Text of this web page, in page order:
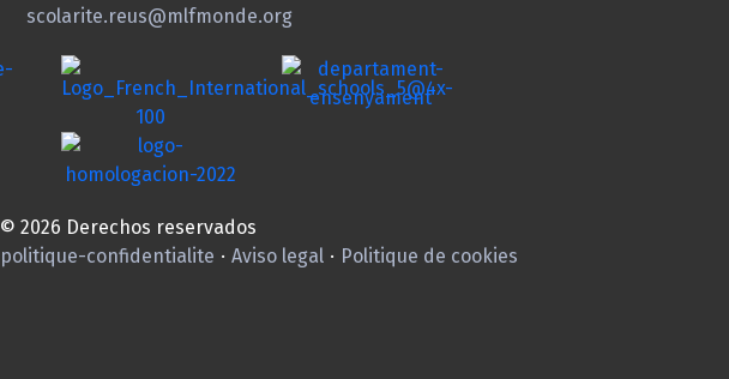
scolarite.reus@mlfmonde.org
© 2026 Derechos reservados
politique-confidentialite · Aviso legal · Politique de cookies